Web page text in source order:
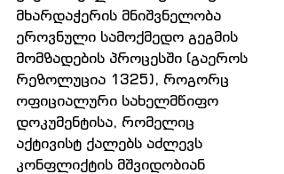
მხარდაჭერის მნიშვნელობა
ეროვნული სამოქმედო გეგმის
მომზადების პროცესში (გაეროს
რეზოლუცია 1325), როგორც
ოფიციალური სახელმწიფო
დოკუმენტისა, რომელიც
აქტივისტ ქალებს აძლევს
კონფლიქტის მშვიდობიან